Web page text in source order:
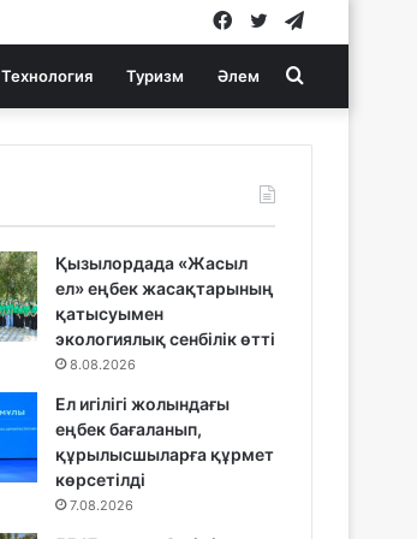
Twitter
Facebook
Технология Туризм Әлем Search
for
Қызылордада «Жасыл
ел» еңбек жасақтарының
қатысуымен
экологиялық сенбілік өтті
8.08.2026
Ел игілігі жолындағы
еңбек бағаланып,
құрылысшыларға құрмет
көрсетілді
7.08.2026